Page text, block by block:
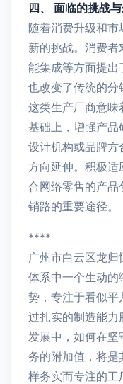
四、 面临的挑战
随着消费升级和
新的挑战。消费
能集成等方面提出
也改变了传统的
这类生产厂商意味
基础上，增强产
设计机构或品牌方
方向延伸。积极
合网络零售的产
销路的重要途径。
****
广州市白云区龙
体系中一个生动
势，专注于看似平
过扎实的制造能力
发展中，如何在坚
务的附加值，将
样务实而专注的工